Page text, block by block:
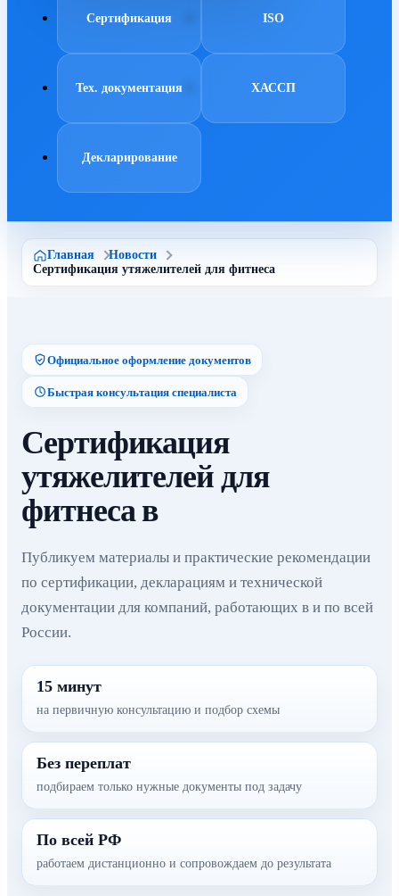
Сертификация ISO
Тех. документация ХАССП
Декларирование
Главная
Новости
Сертификация утяжелителей для фитнеса
Официальное оформление документов
Быстрая консультация специалиста
Сертификация
утяжелителей для
фитнеса в
Публикуем материалы и практические рекомендации
по сертификации, декларациям и технической
документации для компаний, работающих в и по всей
России.
15 минут
на первичную консультацию и подбор схемы
Без переплат
подбираем только нужные документы под задачу
По всей РФ
работаем дистанционно и сопровождаем до результата